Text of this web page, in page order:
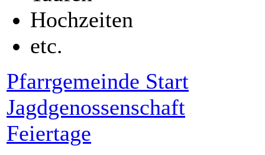
Hochzeiten
etc.
Pfarrgemeinde Start
Jagdgenossenschaft
Feiertage